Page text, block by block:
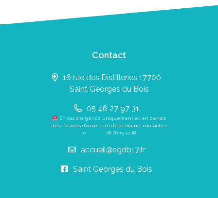
Contact
16 rue des Distilleries 17700
Saint Georges du Bois
05 46 27 97 31
En cas d’urgence uniquement et en dehors
des horaires d’ouverture de la mairie, contactez
le 06 70 13 14 18.
accueil@sgdb17.fr
Saint Georges du Bois